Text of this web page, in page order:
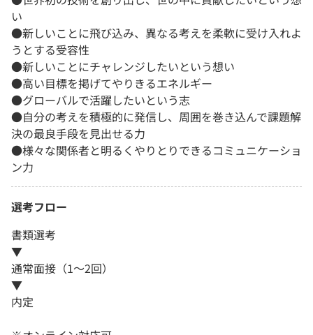
い
●新しいことに飛び込み、異なる考えを柔軟に受け入れよ
うとする受容性
●新しいことにチャレンジしたいという想い
●高い目標を掲げてやりきるエネルギー
●グローバルで活躍したいという志
●自分の考えを積極的に発信し、周囲を巻き込んで課題解
決の最良手段を見出せる力
●様々な関係者と明るくやりとりできるコミュニケーショ
ン力
選考フロー
書類選考
▼
通常面接（1～2回）
▼
内定